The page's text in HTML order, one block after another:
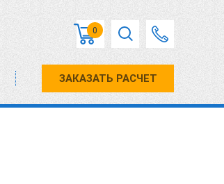
0
ЗАКАЗАТЬ РАСЧЕТ